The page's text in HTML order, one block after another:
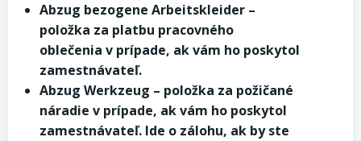
Abzug bezogene Arbeitskleider –
položka za platbu pracovného
oblečenia v prípade, ak vám ho poskytol
zamestnávateľ.
Abzug Werkzeug – položka za požičané
náradie v prípade, ak vám ho poskytol
zamestnávateľ. Ide o zálohu, ak by ste